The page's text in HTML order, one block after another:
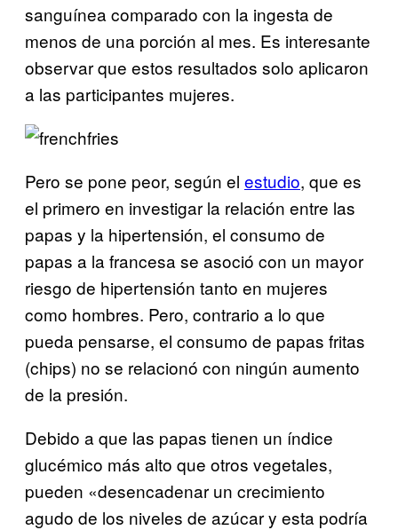
sanguínea comparado con la ingesta de
menos de una porción al mes. Es interesante
observar que estos resultados solo aplicaron
a las participantes mujeres.
Pero se pone peor, según el estudio, que es
el primero en investigar la relación entre las
papas y la hipertensión, el consumo de
papas a la francesa se asoció con un mayor
riesgo de hipertensión tanto en mujeres
como hombres. Pero, contrario a lo que
pueda pensarse, el consumo de papas fritas
(chips) no se relacionó con ningún aumento
de la presión.
Debido a que las papas tienen un índice
glucémico más alto que otros vegetales,
pueden «desencadenar un crecimiento
agudo de los niveles de azúcar y esta podría